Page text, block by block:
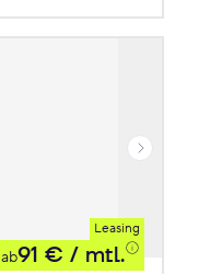
Leasing
ab91 € / mtl.